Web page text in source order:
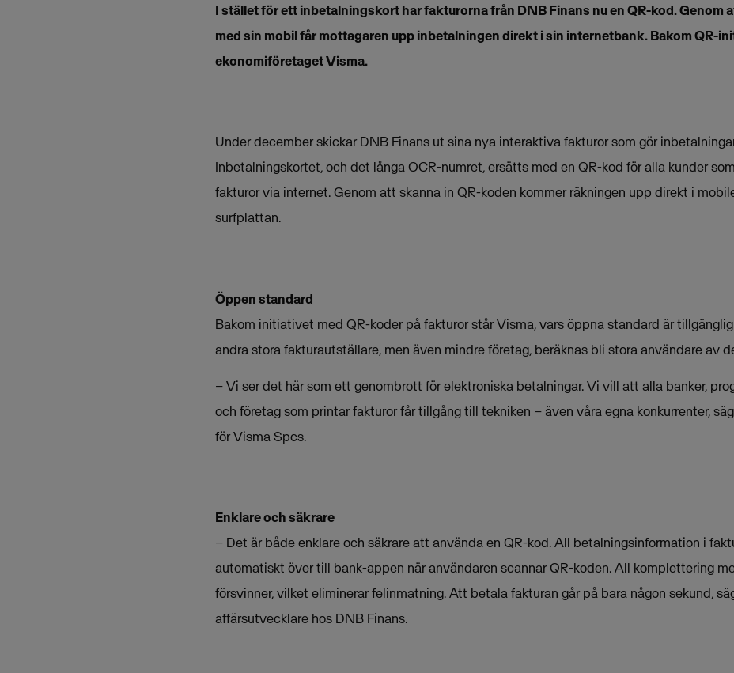
I stället för ett inbetalningskort har fakturorna från DNB Finans nu en QR-kod. Genom
med sin mobil får mottagaren upp inbetalningen direkt i sin internetbank. Bakom QR-
ekonomiföretaget Visma.
Under december skickar DNB Finans ut sina nya interaktiva fakturor som gör
Inbetalningskortet, och det långa OCR-numret, ersätts med en QR-kod för alla kunder
fakturor via internet. Genom att skanna in QR-koden kommer räkningen upp direkt i
surfplattan.
Öppen standard
Bakom initiativet med QR-koder på fakturor står Visma, vars öppna standard är
andra stora fakturautställare, men även mindre företag, beräknas bli stora användare av
– Vi ser det här som ett genombrott för elektroniska betalningar. Vi vill att alla banker,
och företag som printar fakturor får tillgång till tekniken – även våra egna konkurrenter,
för Visma Spcs.
Enklare och säkrare
– Det är både enklare och säkrare att använda en QR-kod. All betalningsinformation i
automatiskt över till bank-appen när användaren scannar QR-koden. All komplettering
försvinner, vilket eliminerar felinmatning. Att betala fakturan går på bara någon sekund,
affärsutvecklare hos DNB Finans.